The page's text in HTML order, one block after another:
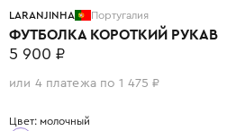
LARANJINHA Португалия
ФУТБОЛКА КОРОТКИЙ РУКАВ
5 900 ₽
или 4 платежа по 1 475 ₽
Цвет: молочный